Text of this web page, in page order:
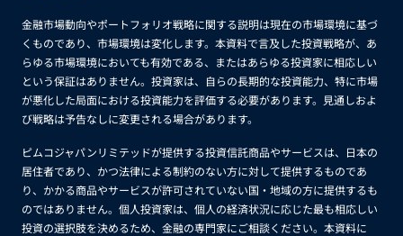
金融市場動向やポートフォリオ戦略に関する説明は現在の市場環境に基づ
くものであり、市場環境は変化します。本資料で言及した投資戦略が、あ
らゆる市場環境においても有効である、またはあらゆる投資家に相応しい
という保証はありません。投資家は、自らの長期的な投資能力、特に市場
が悪化した局面における投資能力を評価する必要があります。見通しおよ
び戦略は予告なしに変更される場合があります。
ピムコジャパンリミテッドが提供する投資信託商品やサービスは、日本の
居住者であり、かつ法律による制約のない方に対して提供するものであ
り、かかる商品やサービスが許可されていない国・地域の方に提供するも
のではありません。個人投資家は、個人の経済状況に応じた最も相応しい
投資の選択肢を決めるため、金融の専門家にご相談ください。本資料に